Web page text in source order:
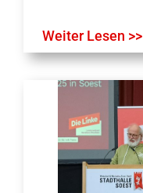
Weiter Lesen >>